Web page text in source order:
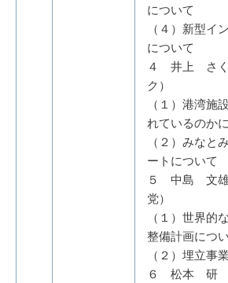
について
（４）新型イ
について
４ 井上 さ
ク）
（１）港湾施
れているのか
（２）みなと
ートについて
５ 中島 文
党）
（１）世界的
整備計画につ
（２）埋立事
６ 松本 研